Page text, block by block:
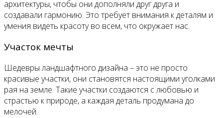
архитектуры, чтобы они дополняли друг друга и
создавали гармонию. Это требует внимания к деталям и
умения видеть красоту во всем, что окружает нас.
Участок мечты
Шедевры ландшафтного дизайна – это не просто
красивые участки, они становятся настоящими уголками
рая на земле. Такие участки создаются с любовью и
страстью к природе, а каждая деталь продумана до
мелочей.